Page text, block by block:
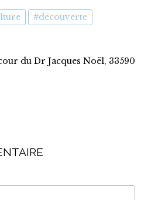
#découverte
du Dr Jacques Noël, 33590